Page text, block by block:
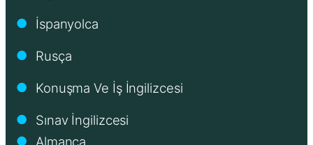
● İspanyolca
● Rusça
● Konuşma Ve İş İngilizcesi
● Sınav İngilizcesi
● Almanca